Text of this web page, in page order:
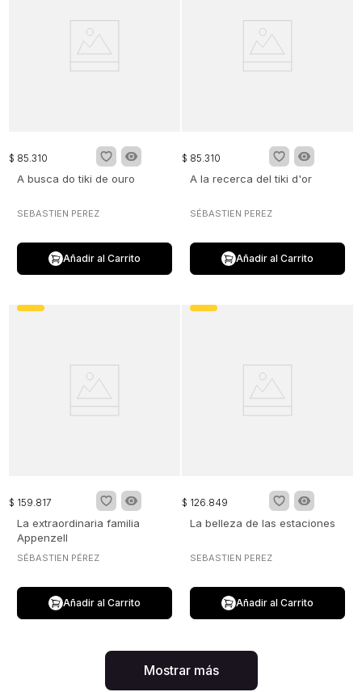
$ 85.310
A busca do tiki de ouro
SEBASTIEN PEREZ
Añadir al Carrito
$ 85.310
A la recerca del tiki d'or
SÉBASTIEN PEREZ
Añadir al Carrito
$ 159.817
La extraordinaria familia
Appenzell
SÉBASTIEN PÉREZ
Añadir al Carrito
$ 126.849
La belleza de las estaciones
SEBASTIEN PEREZ
Añadir al Carrito
Mostrar más